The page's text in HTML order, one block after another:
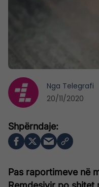
Pas raportimeve në
Nga Telegrafi
20/11/2020